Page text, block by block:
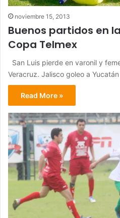
noviembre 15, 2013
Buenos partidos en
Copa Telmex
San Luis pierde en varonil y
Veracruz. Jalisco goleo a
Read More »